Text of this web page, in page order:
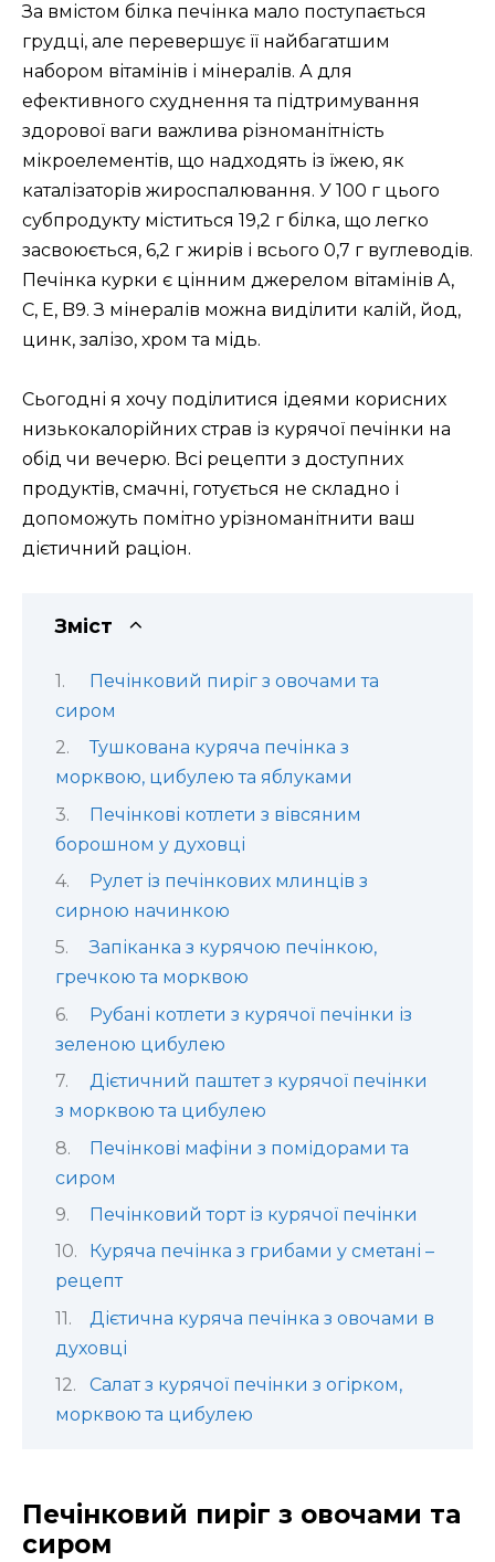
За вмістом білка печінка мало поступається
грудці, але перевершує її найбагатшим
набором вітамінів і мінералів. А для
ефективного схуднення та підтримування
здорової ваги важлива різноманітність
мікроелементів, що надходять із їжею, як
каталізаторів жироспалювання. У 100 г цього
субпродукту міститься 19,2 г білка, що легко
засвоюється, 6,2 г жирів і всього 0,7 г вуглеводів.
Печінка курки є цінним джерелом вітамінів A,
C, E, B9. З мінералів можна виділити калій, йод,
цинк, залізо, хром та мідь.
Сьогодні я хочу поділитися ідеями корисних
низькокалорійних страв із курячої печінки на
обід чи вечерю. Всі рецепти з доступних
продуктів, смачні, готується не складно і
допоможуть помітно урізноманітнити ваш
дієтичний раціон.
Зміст
Печінковий пиріг з овочами та
сиром
Тушкована куряча печінка з
морквою, цибулею та яблуками
Печінкові котлети з вівсяним
борошном у духовці
Рулет із печінкових млинців з
сирною начинкою
Запіканка з курячою печінкою,
гречкою та морквою
Рубані котлети з курячої печінки із
зеленою цибулею
Дієтичний паштет з курячої печінки
з морквою та цибулею
Печінкові мафіни з помідорами та
сиром
Печінковий торт із курячої печінки
Куряча печінка з грибами у сметані –
рецепт
Дієтична куряча печінка з овочами в
духовці
Салат з курячої печінки з огірком,
морквою та цибулею
Печінковий пиріг з овочами та
сиром